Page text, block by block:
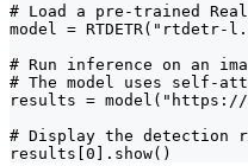
# Load a pre-trained
model = RTDETR("rtdetr-
# Run inference on an
# The model uses self-
results =
# Display the detection
results[0].show()